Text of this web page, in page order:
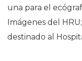
una para el
Imágenes del
destinado al